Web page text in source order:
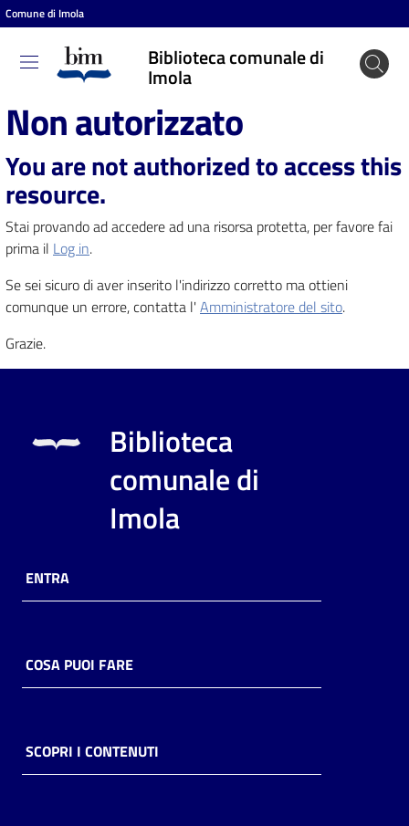
Vai al contenuto
Vai alla navigazione
Vai al footer
Comune di Imola
Biblioteca comunale di
Imola
Biblioteca
comunale
di Imola
Entra
Cosa
puoi
fare
contenuti
Casa
Piani
Archivio
storico
Non autorizzato
You are not authorized to access this
resource.
Stai provando ad accedere ad una risorsa protetta, per favore fai
prima il Log in.
Se sei sicuro di aver inserito l'indirizzo corretto ma ottieni
comunque un errore, contatta l' Amministratore del sito.
Grazie.
Biblioteca
comunale di
Imola
ENTRA
COSA PUOI FARE
SCOPRI I CONTENUTI